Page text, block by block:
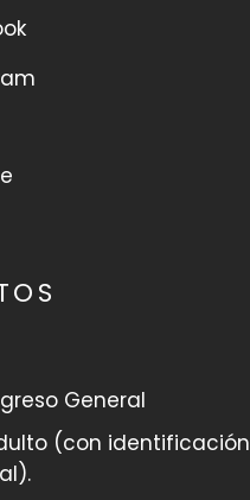
General
(con identificación